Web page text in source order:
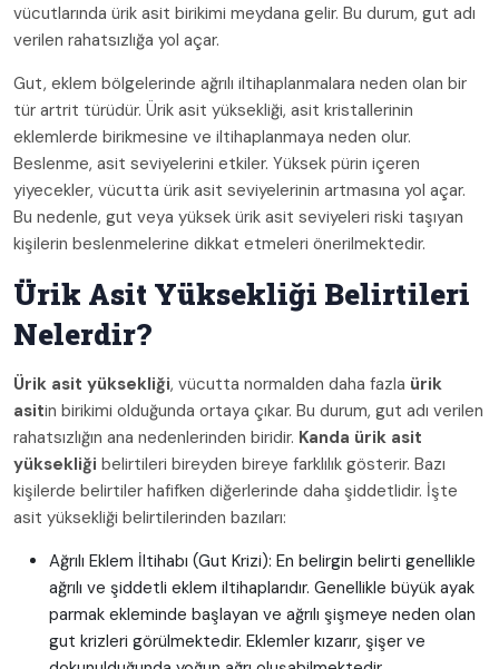
vücutlarında ürik asit birikimi meydana gelir. Bu durum, gut adı
verilen rahatsızlığa yol açar.
Gut, eklem bölgelerinde ağrılı iltihaplanmalara neden olan bir
tür artrit türüdür. Ürik asit yüksekliği, asit kristallerinin
eklemlerde birikmesine ve iltihaplanmaya neden olur.
Beslenme, asit seviyelerini etkiler. Yüksek pürin içeren
yiyecekler, vücutta ürik asit seviyelerinin artmasına yol açar.
Bu nedenle, gut veya yüksek ürik asit seviyeleri riski taşıyan
kişilerin beslenmelerine dikkat etmeleri önerilmektedir.
Ürik Asit Yüksekliği Belirtileri
Nelerdir?
Ürik asit yüksekliği, vücutta normalden daha fazla ürik
asitin birikimi olduğunda ortaya çıkar. Bu durum, gut adı verilen
rahatsızlığın ana nedenlerinden biridir. Kanda ürik asit
yüksekliği belirtileri bireyden bireye farklılık gösterir. Bazı
kişilerde belirtiler hafifken diğerlerinde daha şiddetlidir. İşte
asit yüksekliği belirtilerinden bazıları:
Ağrılı Eklem İltihabı (Gut Krizi): En belirgin belirti genellikle
ağrılı ve şiddetli eklem iltihaplarıdır. Genellikle büyük ayak
parmak ekleminde başlayan ve ağrılı şişmeye neden olan
gut krizleri görülmektedir. Eklemler kızarır, şişer ve